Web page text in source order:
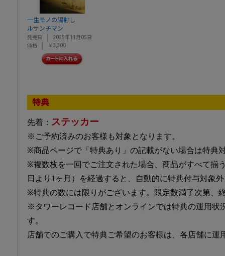
一生モノの陽射し
ルサンチマン
発売日
2025年11月05日
価格
￥3,300
特典
先着： ステッカー
※ご予約済みのお客様も対象となります。
※商品ページで「特典あり」の記載がない場合は特典
※複数枚を一回でご注文された場合、商品がすべて揃
日より1ヶ月）を経過すると、自動的に特典付与対象
※特典の数には限りがございます。限定数満了次第、
※タワーレコード店舗とオンラインでは特典の運用状
す。
店舗でのご購入で特典ご希望のお客様は、各店舗に運